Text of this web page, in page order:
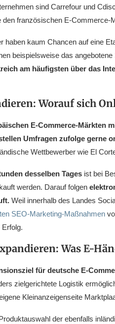
sind Carrefour und
französischen E-Commerce-
haben kaum Chancen auf eine
beispielsweise das
am häufigsten über das
Worauf sich
E-Commerce-Märkten
Umfragen zufolge gerne
Wettbewerber wie El
desselben Tages ist bei
werden. Darauf folgen
Weil innerhalb des Landes
SEO-Marketing-Maßnahmen
Was E-
für deutsche E-
zielgerichtete Logistik
Kleinanzeigenseite
der ebenfalls